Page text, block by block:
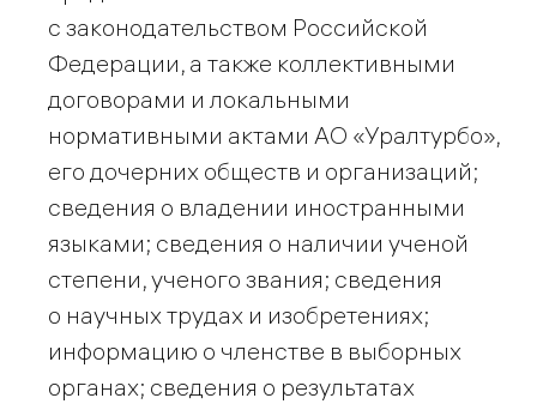
с законодательством Российской
Федерации, а также коллективными
договорами и локальными
нормативными актами АО «Уралтурбо»,
его дочерних обществ и организаций;
сведения о владении иностранными
языками; сведения о наличии ученой
степени, ученого звания; сведения
о научных трудах и изобретениях;
информацию о членстве в выборных
органах; сведения о результатах